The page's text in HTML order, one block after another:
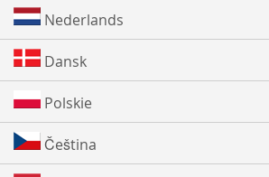
Nederlands
Dansk
Polskie
Čeština